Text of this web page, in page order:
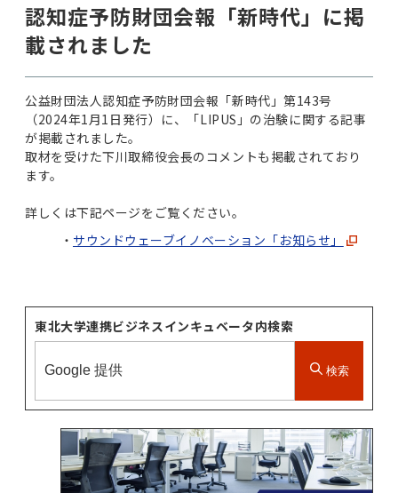
認知症予防財団会報「新時代」に掲
載されました
公益財団法人認知症予防財団会報「新時代」第143号
（2024年1月1日発行）に、「LIPUS」の治験に関する記事
が掲載されました。
取材を受けた下川取締役会長のコメントも掲載されており
ます。
詳しくは下記ページをご覧ください。
サウンドウェーブイノベーション「お知らせ」
東北大学連携ビジネスインキュベータ内検索
検索